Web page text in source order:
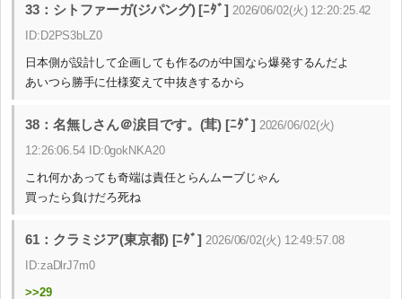
33：シトファーガ(ジパング) [ﾆﾀﾞ] 2026/06/02(火) 12:20:25.42
ID:D2PS3bLZ0
日本側が設計して企画しても作るのが中国なら爆発するんだよ
あいつら勝手に仕様変えて中抜きするから
38：名無しさん＠涙目です。(茸) [ﾆﾀﾞ] 2026/06/02(火)
12:26:06.54 ID:0gokNKA20
これ何かあっても奇端は責任とらんムーブじゃん
買ったら負けだろ死ね
61：クラミジア(東京都) [ﾆﾀﾞ] 2026/06/02(火) 12:49:57.08
ID:zaDlrJ7m0
>>29